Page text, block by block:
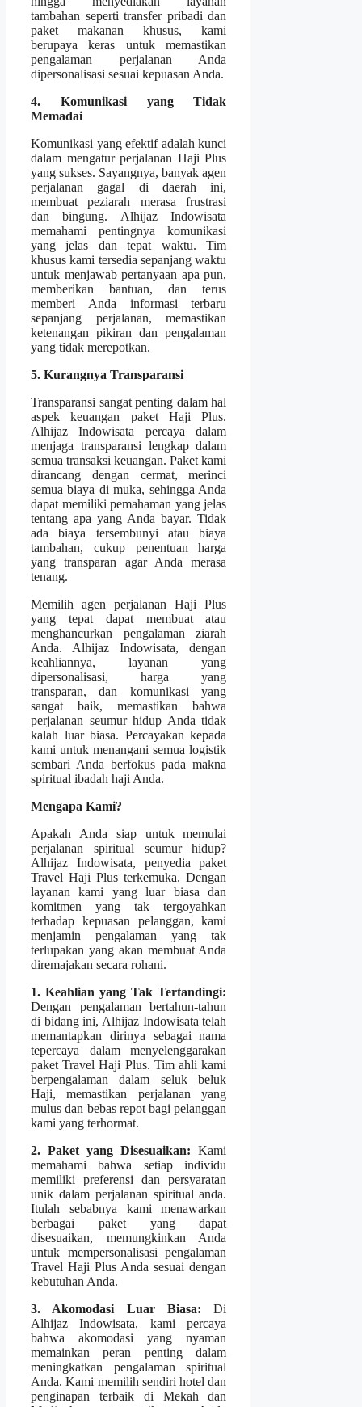
tambahan seperti transfer pribadi dan
paket makanan khusus, kami
berupaya keras untuk memastikan
pengalaman perjalanan Anda
dipersonalisasi sesuai kepuasan Anda.
4. Komunikasi yang Tidak
Memadai
Komunikasi yang efektif adalah kunci
dalam mengatur perjalanan Haji Plus
yang sukses. Sayangnya, banyak agen
perjalanan gagal di daerah ini,
membuat peziarah merasa frustrasi
dan bingung. Alhijaz Indowisata
memahami pentingnya komunikasi
yang jelas dan tepat waktu. Tim
khusus kami tersedia sepanjang waktu
untuk menjawab pertanyaan apa pun,
memberikan bantuan, dan terus
memberi Anda informasi terbaru
sepanjang perjalanan, memastikan
ketenangan pikiran dan pengalaman
yang tidak merepotkan.
5. Kurangnya Transparansi
Transparansi sangat penting dalam hal
aspek keuangan paket Haji Plus.
Alhijaz Indowisata percaya dalam
menjaga transparansi lengkap dalam
semua transaksi keuangan. Paket kami
dirancang dengan cermat, merinci
semua biaya di muka, sehingga Anda
dapat memiliki pemahaman yang jelas
tentang apa yang Anda bayar. Tidak
ada biaya tersembunyi atau biaya
tambahan, cukup penentuan harga
yang transparan agar Anda merasa
tenang.
Memilih agen perjalanan Haji Plus
yang tepat dapat membuat atau
menghancurkan pengalaman ziarah
Anda. Alhijaz Indowisata, dengan
keahliannya, layanan yang
dipersonalisasi, harga yang
transparan, dan komunikasi yang
sangat baik, memastikan bahwa
perjalanan seumur hidup Anda tidak
kalah luar biasa. Percayakan kepada
kami untuk menangani semua logistik
sembari Anda berfokus pada makna
spiritual ibadah haji Anda.
Mengapa Kami?
Apakah Anda siap untuk memulai
perjalanan spiritual seumur hidup?
Alhijaz Indowisata, penyedia paket
Travel Haji Plus terkemuka. Dengan
layanan kami yang luar biasa dan
komitmen yang tak tergoyahkan
terhadap kepuasan pelanggan, kami
menjamin pengalaman yang tak
terlupakan yang akan membuat Anda
diremajakan secara rohani.
1. Keahlian yang Tak Tertandingi:
Dengan pengalaman bertahun-tahun
di bidang ini, Alhijaz Indowisata telah
memantapkan dirinya sebagai nama
tepercaya dalam menyelenggarakan
paket Travel Haji Plus. Tim ahli kami
berpengalaman dalam seluk beluk
Haji, memastikan perjalanan yang
mulus dan bebas repot bagi pelanggan
kami yang terhormat.
2. Paket yang Disesuaikan: Kami
memahami bahwa setiap individu
memiliki preferensi dan persyaratan
unik dalam perjalanan spiritual anda.
Itulah sebabnya kami menawarkan
berbagai paket yang dapat
disesuaikan, memungkinkan Anda
untuk mempersonalisasi pengalaman
Travel Haji Plus Anda sesuai dengan
kebutuhan Anda.
3. Akomodasi Luar Biasa: Di
Alhijaz Indowisata, kami percaya
bahwa akomodasi yang nyaman
memainkan peran penting dalam
meningkatkan pengalaman spiritual
Anda. Kami memilih sendiri hotel dan
penginapan terbaik di Mekah dan